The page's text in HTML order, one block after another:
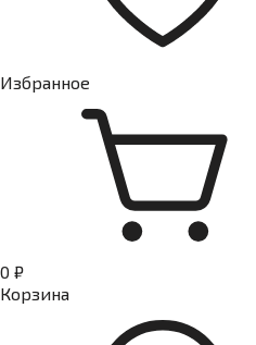
Избранное
0 ₽
Корзина